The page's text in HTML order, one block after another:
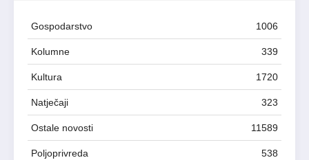
Gospodarstvo 1006
Kolumne 339
Kultura 1720
Natječaji 323
Ostale novosti 11589
Poljoprivreda 538